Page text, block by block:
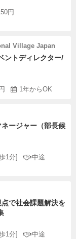
円
Village Japan
ントディレクター/
1年からOK
ネージャー（部長候
1分]
中途
点で社会課題解決を
1分]
中途